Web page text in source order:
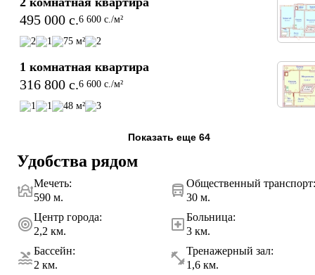
уровень жизни в одном из перспективных районов города
Худжанд. Здесь созданы все условия для уютного
проживания, спокойного отдыха и выгодных инвестиций в
495 000 c.6 600 c./м²
2 1 75 м² 2
1 комнатная квартира
316 800 c.6 600 c./м²
1 1 48 м² 3
Показать еще 64
Удобства рядом
Мечеть:
590 м.
Общественный транспорт:
30 м.
Центр города:
2,2 км.
Больница:
3 км.
Бассейн:
2 км.
Тренажерный зал:
1,6 км.